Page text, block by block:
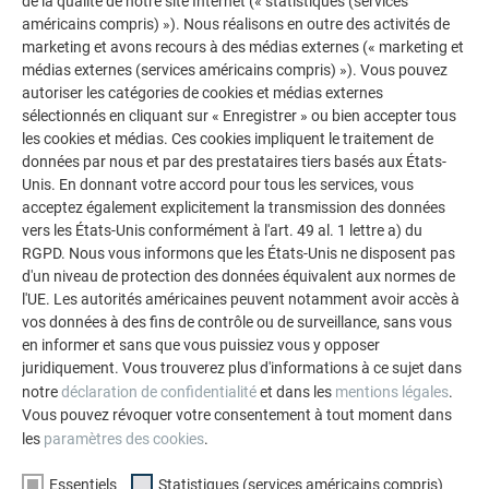
apporte un soutien matériel aux jeunes compétiteurs et met
à leur disposition ses compétences et son savoir-faire
professionnels, notamment à l’attention des couvreurs-
ferblantiers qui seront en concurrence dans la catégorie
« Metal Roofing » (couvertures métalliques) du pôle
« Construction and Building Technology » (bâtiment et
travaux publics).Pour les visiteurs, l’accès à l’Olympiade des
Métiers est gratuit. Un enregistrement en ligne est
néanmoins requis. Le public pourra suivre les jeunes en
compétition et se verra également offert la possibilité de
s’essayer à différents métiers de manière ludique et
interactive. Pour plus d’informations, veuillez consulter le
site Internet de l’Olympiade des Métiers
www.euroskills2018.com
La prochaine édition des Olympiades européennes des
Métiers (EuroSkills 2020) se déroulera à Graz, en Autriche.
américains compris) »). Nous réalisons en outre des activités de
marketing et avons recours à des médias externes (« marketing et
médias externes (services américains compris) »). Vous pouvez
autoriser les catégories de cookies et médias externes
sélectionnés en cliquant sur « Enregistrer » ou bien accepter tous
les cookies et médias. Ces cookies impliquent le traitement de
données par nous et par des prestataires tiers basés aux États-
Unis. En donnant votre accord pour tous les services, vous
acceptez également explicitement la transmission des données
vers les États-Unis conformément à l'art. 49 al. 1 lettre a) du
RGPD. Nous vous informons que les États-Unis ne disposent pas
d'un niveau de protection des données équivalent aux normes de
l'UE. Les autorités américaines peuvent notamment avoir accès à
vos données à des fins de contrôle ou de surveillance, sans vous
en informer et sans que vous puissiez vous y opposer
juridiquement. Vous trouverez plus d'informations à ce sujet dans
notredéclaration de confidentialitéet dans les mentions légales.
Vous pouvez révoquer votre consentement à tout moment dans
les paramètres des cookies.
Essentiels Statistiques (services américains compris)